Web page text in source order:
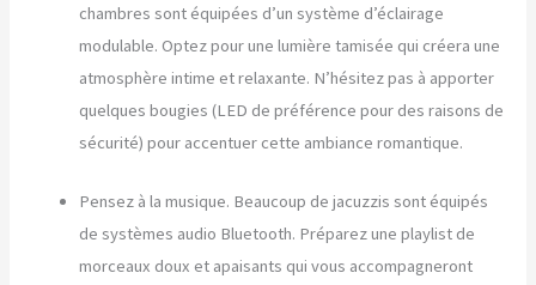
chambres sont équipées d’un système d’éclairage
modulable. Optez pour une lumière tamisée qui créera une
atmosphère intime et relaxante. N’hésitez pas à apporter
quelques bougies (LED de préférence pour des raisons de
sécurité) pour accentuer cette ambiance romantique.
Pensez à la musique. Beaucoup de jacuzzis sont équipés
de systèmes audio Bluetooth. Préparez une playlist de
morceaux doux et apaisants qui vous accompagneront